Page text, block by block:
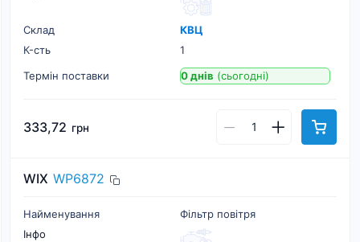
Склад
КВЦ
К-cть
1
Термін поставки
0 днів (сьогодні)
333,72 грн
WIX WP6872
Найменування
Фільтр повітря
Інфо